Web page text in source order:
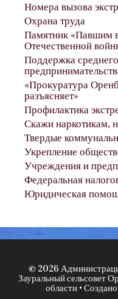
Номера вызова
Охрана труда
Памятник «Павшим
Отечественной
Поддержка
«Прокуратура
разъясняет»
Профилактика
Скажи наркотикам,
Твердые
Укрепление
Учреждения и
Федеральная
Юридическая
© 2026
Зауральный сельсовет
области •